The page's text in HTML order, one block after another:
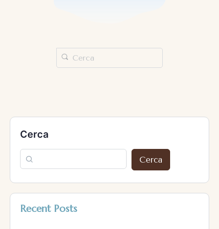
Cerca
Cerca
Recent Posts